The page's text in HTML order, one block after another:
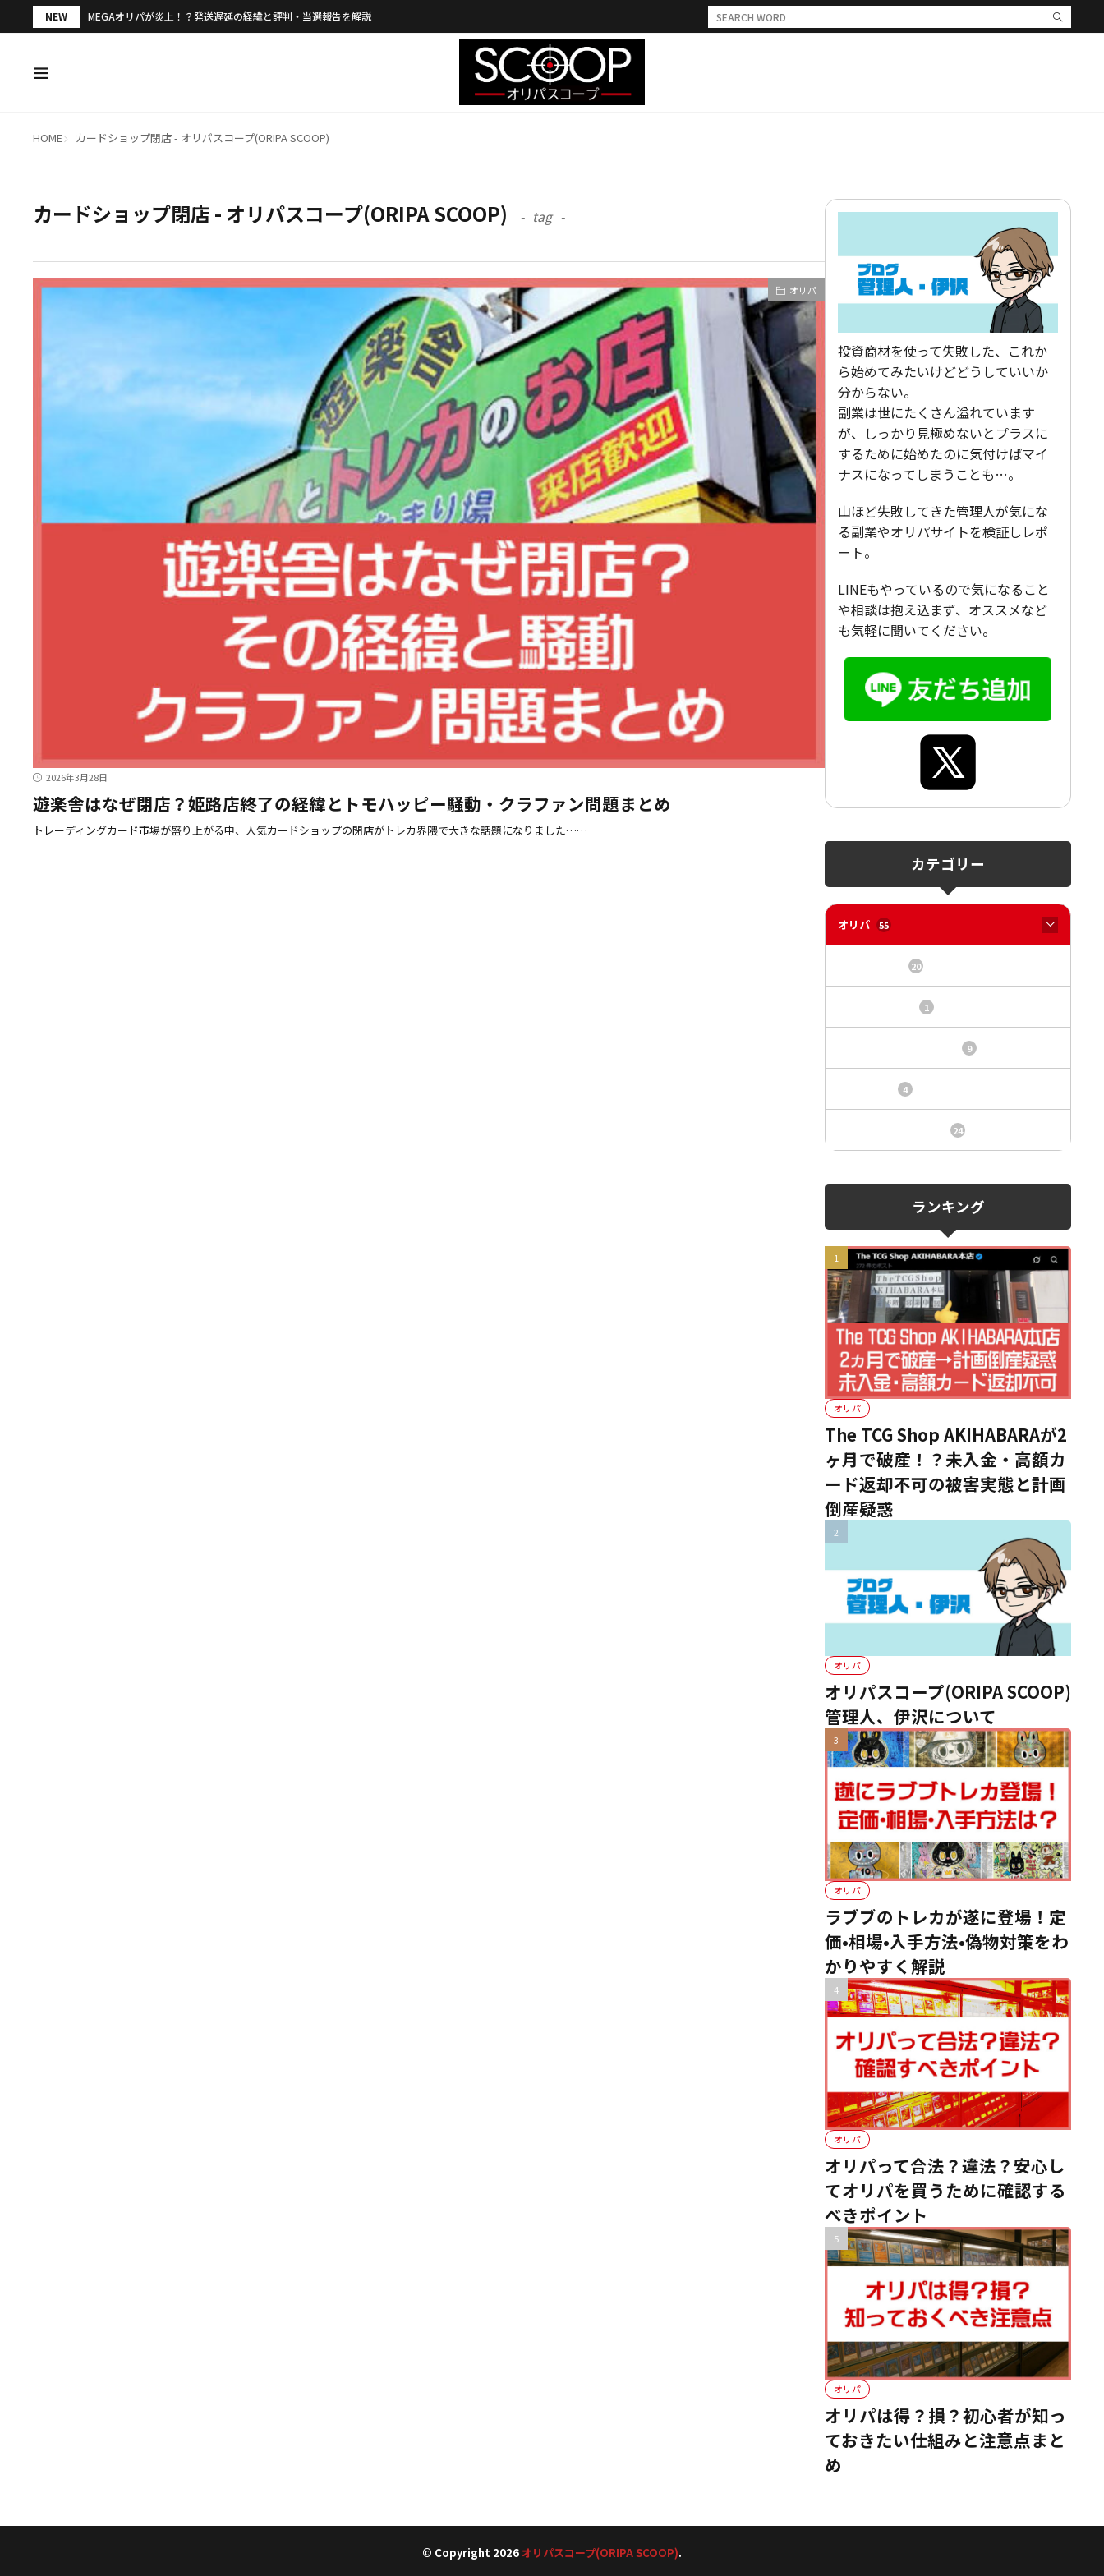
NEW MEGAオリパが炎上！？発送遅延の経緯と評判・当選報告を解説
HOME カードショップ閉店 - オリパスコープ(ORIPA SCOOP)
カードショップ閉店 - オリパスコープ(ORIPA SCOOP) tag
オリパ
2026年3月28日
遊楽舎はなぜ閉店？姫路店終了の経緯とトモハッピー騒動・クラファン問題まとめ
トレーディングカード市場が盛り上がる中、人気カードショップの閉店がトレカ界隈で大きな話題になりました……
投資商材を使って失敗した、これか
ら始めてみたいけどどうしていいか
分からない。
副業は世にたくさん溢れています
が、しっかり見極めないとプラスに
するために始めたのに気付けばマイ
ナスになってしまうことも…。
山ほど失敗してきた管理人が気にな
る副業やオリパサイトを検証しレポ
ート。
LINEもやっているので気になること
や相談は抱え込まず、オススメなど
も気軽に聞いてください。
カテゴリー
オリパ 55
20
1
9
4
24
ランキング
オリパ
The TCG Shop AKIHABARAが2
ヶ月で破産！？未入金・高額カ
ード返却不可の被害実態と計画
倒産疑惑
オリパ
オリパスコープ(ORIPA SCOOP)
管理人、伊沢について
オリパ
ラブブのトレカが遂に登場！定
価•相場•入手方法•偽物対策をわ
かりやすく解説
オリパ
オリパって合法？違法？安心し
てオリパを買うために確認する
べきポイント
オリパ
オリパは得？損？初心者が知っ
ておきたい仕組みと注意点まと
め
© Copyright 2026 オリパスコープ(ORIPA SCOOP).